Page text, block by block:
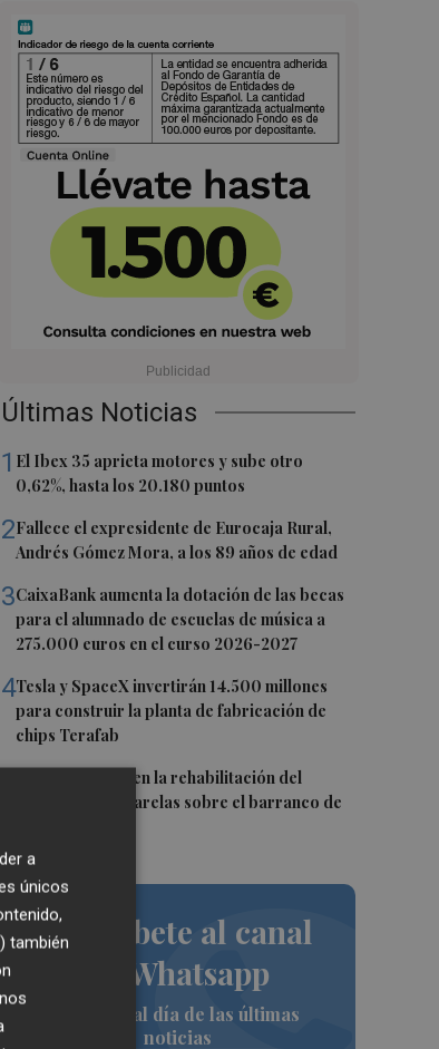
Últimas Noticias
1 El Ibex 35 aprieta motores y sube otro
0,62%, hasta los 20.180 puntos
2Fallece el expresidente de Eurocaja Rural,
Andrés Gómez Mora, a los 89 años de edad
3CaixaBank aumenta la dotación de las becas
para el alumnado de escuelas de música a
275.000 euros en el curso 2026-2027
4Tesla y SpaceX invertirán 14.500 millones
para construir la planta de fabricación de
chips Terafab
L'Eliana avanza en la rehabilitación del
puente y las pasarelas sobre el barranco de
Suscríbete al canal
de Whatsapp
Siempre al día de las últimas
noticias
a
únicos
también